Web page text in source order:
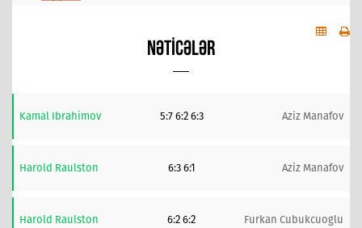
NƏTICƏLƏR
Kamal Ibrahimov 5:7 6:2 6:3 Aziz Manafov
Harold Raulston 6:3 6:1 Aziz Manafov
Harold Raulston 6:2 6:2 Furkan Cubukcuoglu